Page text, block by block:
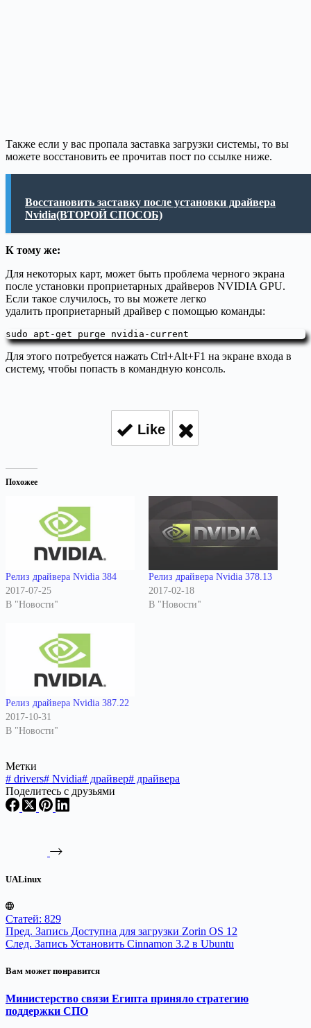
Также если у вас пропала заставка загрузки системы, то вы
можете восстановить ее прочитав пост по ссылке ниже.
Восстановить заставку после установки драйвера
Nvidia(ВТОРОЙ СПОСОБ)
К тому же:
Для некоторых карт, может быть проблема черного экрана
после установки проприетарных драйверов NVIDIA GPU.
Если такое случилось, то вы можете легко
удалить проприетарный драйвер с помощью команды:
sudo apt-get purge nvidia-current
Для этого потребуется нажать Ctrl+Alt+F1 на экране входа в
систему, чтобы попасть в командную консоль.
Like
Похожее
Релиз драйвера Nvidia 384
2017-07-25
В "Новости"
Релиз драйвера Nvidia 378.13
2017-02-18
В "Новости"
Релиз драйвера Nvidia 387.22
2017-10-31
В "Новости"
Метки
# drivers# Nvidia# драйвер# драйвера
Поделитесь с друзьями
UALinux
Статей: 829
Пред. Запись Доступна для загрузки Zorin OS 12
След. Запись Установить Cinnamon 3.2 в Ubuntu
Вам может понравится
Министерство связи Египта приняло стратегию
поддержки СПО